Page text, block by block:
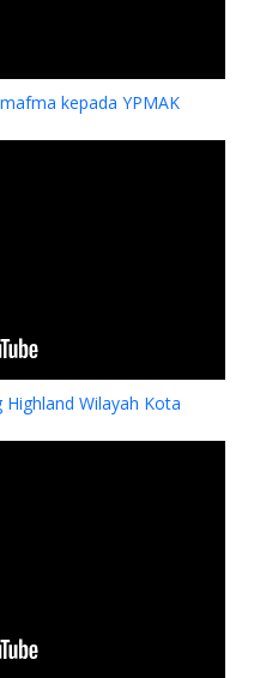
kepada YPMAK
Wilayah Kota